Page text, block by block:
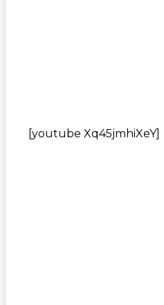
[youtube Xq45jmhiXeY]